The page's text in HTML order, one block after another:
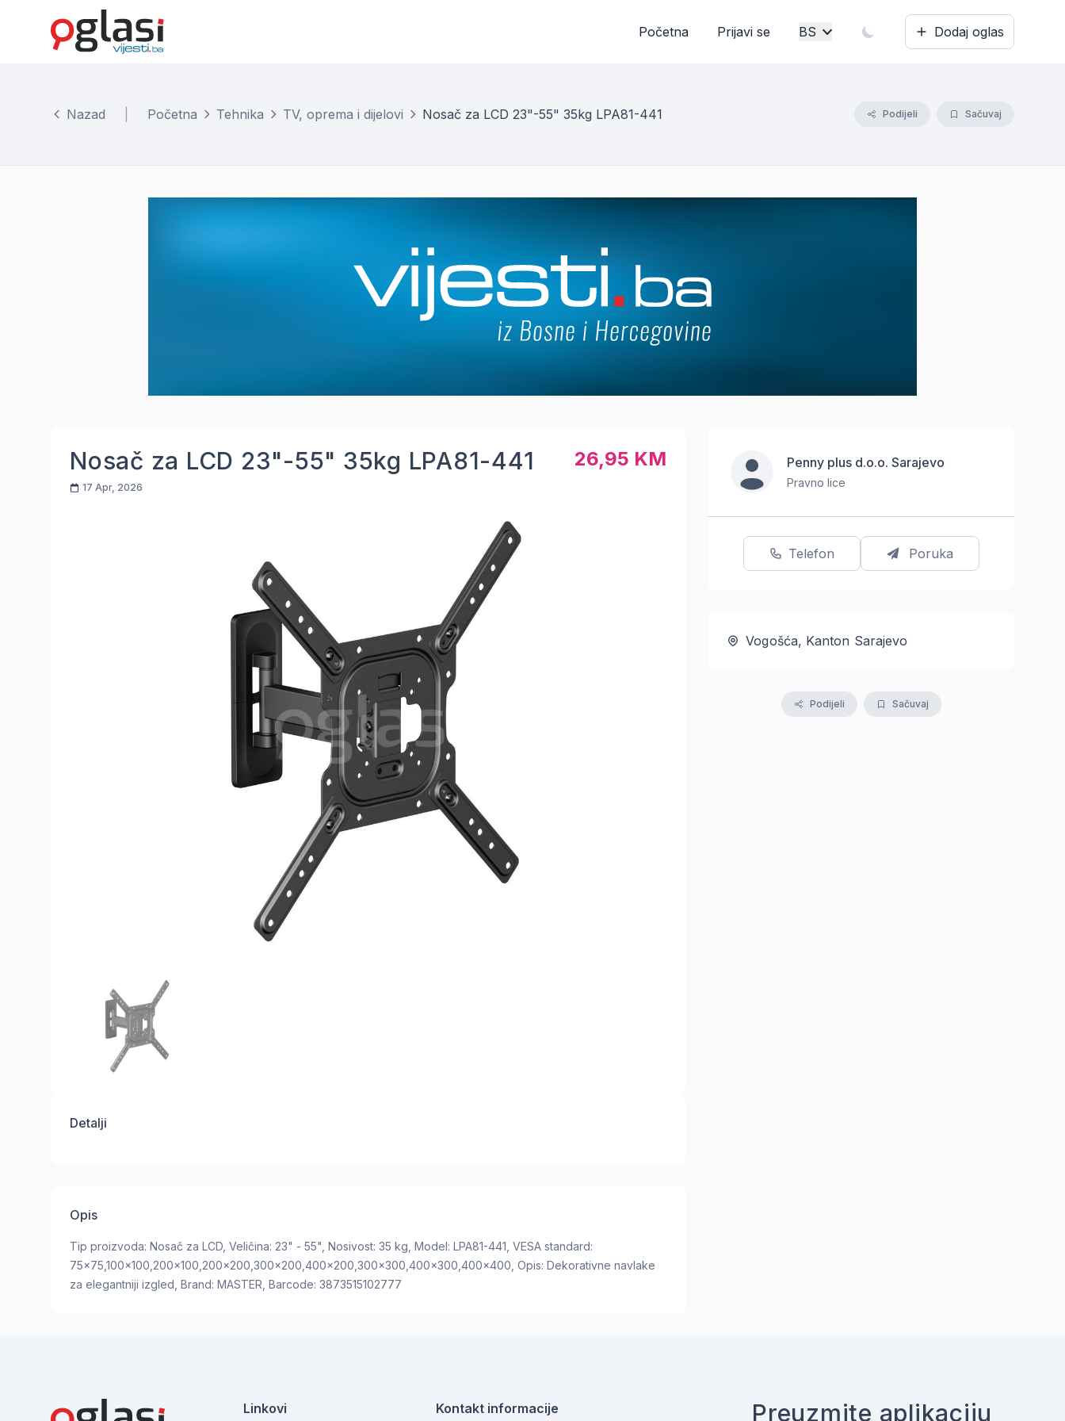
Početna Prijavi se BS Dodaj oglas
Nazad Početna Tehnika TV, oprema i dijelovi Nosač za LCD 23"-55" 35kg LPA81-441 Podijeli Sačuvaj
Nosač za LCD 23"-55" 35kg LPA81-441
17 Apr, 2026
26,95 KM
Detalji
Opis
Tip proizvoda: Nosač za LCD, Veličina: 23" - 55", Nosivost: 35 kg, Model: LPA81-441, VESA standard:
75x75,100x100,200x100,200x200,300x200,400x200,300x300,400x300,400x400, Opis: Dekorativne navlake
za elegantniji izgled, Brand: MASTER, Barcode: 3873515102777
Penny plus d.o.o. Sarajevo
Pravno lice
Telefon Poruka
Vogošća, Kanton Sarajevo
Podijeli Sačuvaj
Linkovi Kontakt informacije Preuzmite aplikaciju